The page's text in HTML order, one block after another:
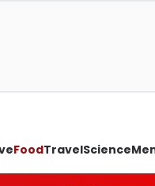
FoodTravelScience